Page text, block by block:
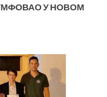
У НОВОМ